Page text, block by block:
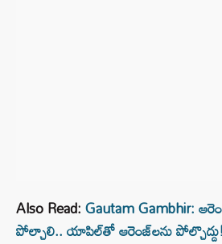
Also Read:Gautam Gambhir:
పోల్చాలి.. యాపిల్‌తో ఆరెంజ్‌లను పోల్చొద్దు!